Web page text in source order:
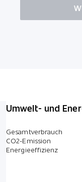
Umwelt- und
Gesamtverbrauch
CO2-Emission
Energieeffizienz